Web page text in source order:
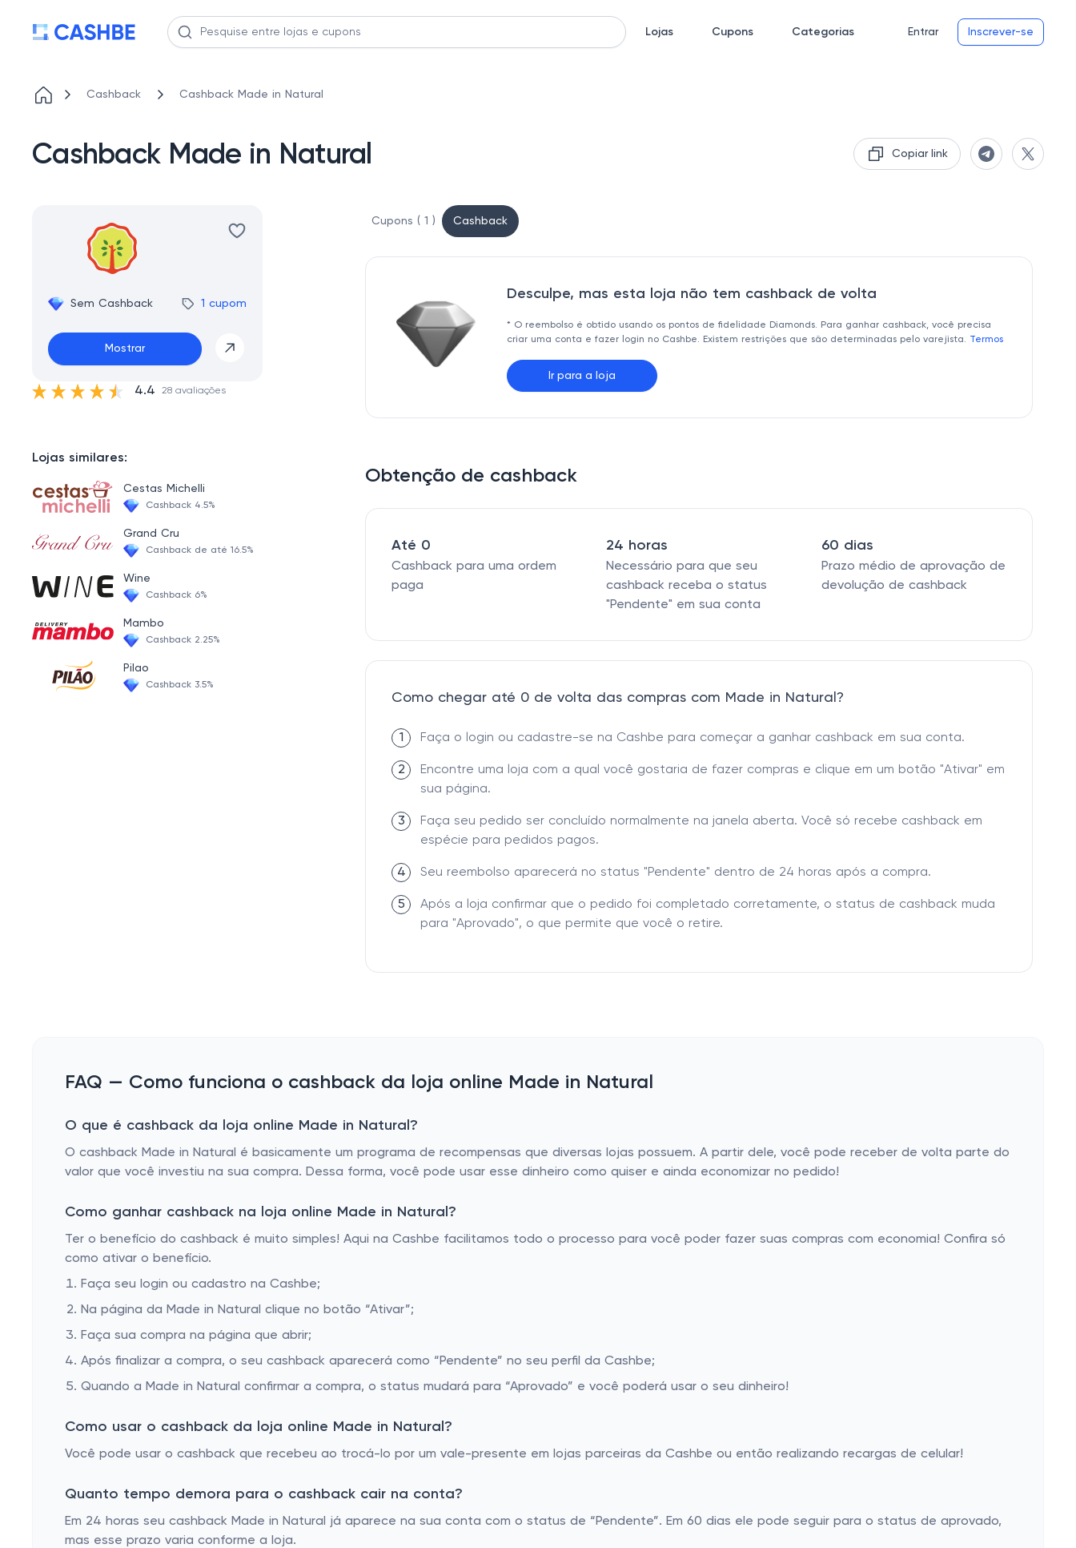
Lojas Cupons Categorias Entrar Inscrever-se
Cashback Cashback Made in Natural
Cashback Made in Natural Copiar link
Sem Cashback 1 cupom
Mostrar
4.4 28 avaliações
Lojas similares:
Cestas Michelli
Cashback 4.5%
Grand Cru
Cashback de até 16.5%
Wine
Cashback 6%
Mambo
Cashback 2.25%
Pilao
Cashback 3.5%
Cupons ( 1 ) Cashback
Desculpe, mas esta loja não tem cashback de volta
* O reembolso é obtido usando os pontos de fidelidade Diamonds. Para ganhar cashback, você precisa
criar uma conta e fazer login no Cashbe. Existem restrições que são determinadas pelo varejista. Termos
Ir para a loja
Obtenção de cashback
Até 0
Cashback para uma ordem
paga
24 horas
Necessário para que seu
cashback receba o status
"Pendente" em sua conta
60 dias
Prazo médio de aprovação de
devolução de cashback
Como chegar até 0 de volta das compras com Made in Natural?
1 Faça o login ou cadastre-se na Cashbe para começar a ganhar cashback em sua conta.
2
Encontre uma loja com a qual você gostaria de fazer compras e clique em um botão "Ativar" em
sua página.
3
Faça seu pedido ser concluído normalmente na janela aberta. Você só recebe cashback em
espécie para pedidos pagos.
4 Seu reembolso aparecerá no status "Pendente" dentro de 24 horas após a compra.
5
Após a loja confirmar que o pedido foi completado corretamente, o status de cashback muda
para "Aprovado", o que permite que você o retire.
FAQ — Como funciona o cashback da loja online Made in Natural
O que é cashback da loja online Made in Natural?
O cashback Made in Natural é basicamente um programa de recompensas que diversas lojas possuem. A partir dele, você pode receber de volta parte do
valor que você investiu na sua compra. Dessa forma, você pode usar esse dinheiro como quiser e ainda economizar no pedido!
Como ganhar cashback na loja online Made in Natural?
Ter o benefício do cashback é muito simples! Aqui na Cashbe facilitamos todo o processo para você poder fazer suas compras com economia! Confira só
como ativar o benefício.
Faça seu login ou cadastro na Cashbe;
Na página da Made in Natural clique no botão “Ativar”;
Faça sua compra na página que abrir;
Após finalizar a compra, o seu cashback aparecerá como “Pendente” no seu perfil da Cashbe;
Quando a Made in Natural confirmar a compra, o status mudará para “Aprovado” e você poderá usar o seu dinheiro!
Como usar o cashback da loja online Made in Natural?
Você pode usar o cashback que recebeu ao trocá-lo por um vale-presente em lojas parceiras da Cashbe ou então realizando recargas de celular!
Quanto tempo demora para o cashback cair na conta?
Em 24 horas seu cashback Made in Natural já aparece na sua conta com o status de “Pendente”. Em 60 dias ele pode seguir para o status de aprovado,
mas esse prazo varia conforme a loja.